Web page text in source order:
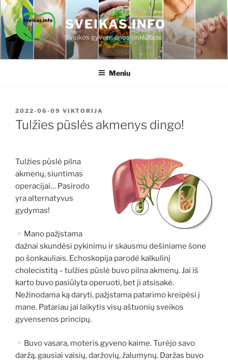
Eiti
prie
turinio
SVEIKAS.INFO
Sveikos gyvensenos tinklalapis
Meniu
PASKELBTA
2022-06-09 VIKTORIJA
Tulžies pūslės akmenys dingo!
Tulžies pūslė pilna
akmenų, siuntimas
operacijai… Pasirodo
yra alternatyvus
gydymas!
Mano pažįstama
dažnai skundėsi pykinimu ir skausmu dešiniame šone
po šonkauliais. Echoskopija parodė kalkulinį
cholecistitą – tulžies pūslė buvo pilna akmenų. Jai iš
karto buvo pasiūlyta operuoti, bet ji atsisakė.
Nežinodama ką daryti, pažįstama patarimo kreipėsi į
mane. Patariau jai laikytis visų aštuonių sveikos
gyvensenos principų.
Buvo vasara, moteris gyveno kaime. Turėjo savo
daržą, gausiai vaisių, daržovių, žalumynų. Daržas buvo